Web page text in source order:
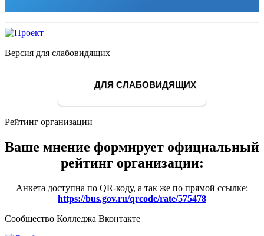
Версия для слабовидящих
ДЛЯ СЛАБОВИДЯЩИХ
Рейтинг организации
Ваше мнение формирует официальный
рейтинг организации:
Анкета доступна по QR-коду, а так же по прямой ссылке:
https://bus.gov.ru/qrcode/rate/575478
Сообщество Колледжа Вконтакте